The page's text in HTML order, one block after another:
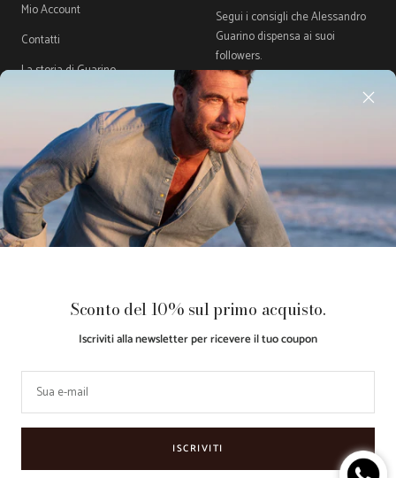
Sconto del 10% sul primo acquisto.
Iscriviti alla newsletter per ricevere il tuo coupon
Sua e-mail
ISCRIVITI
Mio Account
Contatti
La storia di Guarino
Guida Taglie
Acquista ora, Paga dopo con
Klarna
Segui i consigli che Alessandro
Guarino dispensa ai suoi
followers.
Paese/Area
Lingua
Made with ♥
by
Retail
Partner
Le tue preferenze relative alla
privacy